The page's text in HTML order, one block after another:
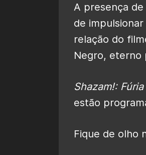
A presença
de
relação do
Negro, eterno
Shazam!:
estão
Fique de olho